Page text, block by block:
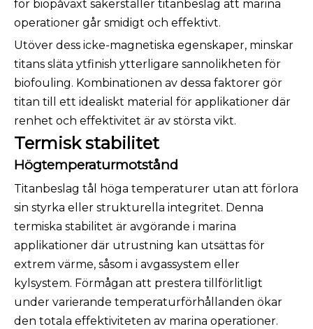
för biopåväxt säkerställer titanbeslag att marina
operationer går smidigt och effektivt.
Utöver dess icke-magnetiska egenskaper, minskar
titans släta ytfinish ytterligare sannolikheten för
biofouling. Kombinationen av dessa faktorer gör
titan till ett idealiskt material för applikationer där
renhet och effektivitet är av största vikt.
Termisk stabilitet
Högtemperaturmotstånd
Titanbeslag tål höga temperaturer utan att förlora
sin styrka eller strukturella integritet. Denna
termiska stabilitet är avgörande i marina
applikationer där utrustning kan utsättas för
extrem värme, såsom i avgassystem eller
kylsystem. Förmågan att prestera tillförlitligt
under varierande temperaturförhållanden ökar
den totala effektiviteten av marina operationer.